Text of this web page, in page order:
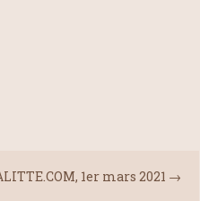
1er mars 2021 →